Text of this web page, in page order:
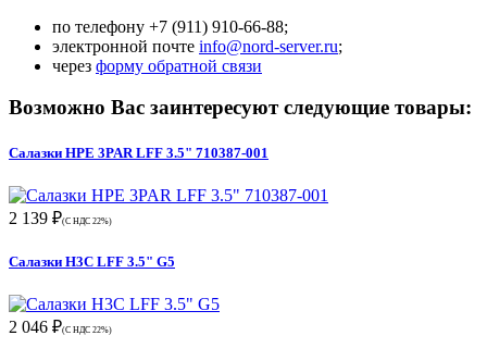
по телефону +7 (911) 910-66-88;
электронной почте info@nord-server.ru;
через форму обратной связи
Возможно Вас заинтересуют следующие товары:
Салазки HPE 3PAR LFF 3.5" 710387-001
2 139 ₽(С НДС 22%)
Салазки H3C LFF 3.5" G5
2 046 ₽(С НДС 22%)